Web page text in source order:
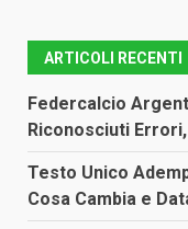
ARTICOLI RECENTI
Federcalcio
Riconosciuti
Testo Unico
Cosa Cambia e